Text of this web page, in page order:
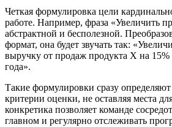
Четкая формулировка цели
работе. Например, фраза «Увеличить
абстрактной и бесполезной.
формат, она будет звучать так:
выручку от продаж продукта X на 15%
года».
Такие формулировки сразу
критерии оценки, не оставляя места
конкретика позволяет команде
главном и регулярно отслеживать